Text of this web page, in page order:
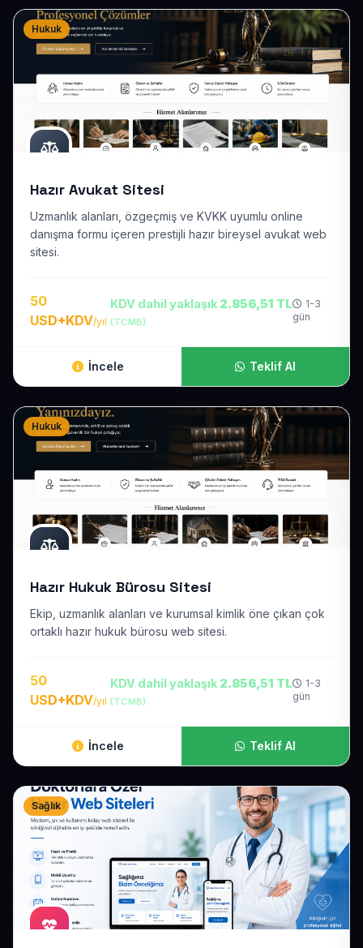
Hukuk
Hazır Avukat Sitesi
Uzmanlık alanları, özgeçmiş ve KVKK uyumlu online
danışma formu içeren prestijli hazır bireysel avukat web
sitesi.
50
USD+KDV/yıl
KDV dahil yaklaşık 2.856,51 TL
(TCMB)
1-3
gün
İncele Teklif Al
Hukuk
Hazır Hukuk Bürosu Sitesi
Ekip, uzmanlık alanları ve kurumsal kimlik öne çıkan çok
ortaklı hazır hukuk bürosu web sitesi.
50
USD+KDV/yıl
KDV dahil yaklaşık 2.856,51 TL
(TCMB)
1-3
gün
İncele Teklif Al
Sağlık